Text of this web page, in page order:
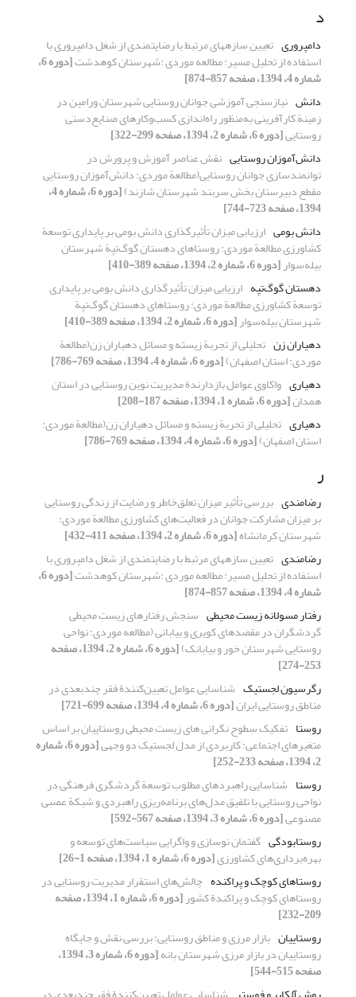
د
دامپروری تعیین سازه‏های مرتبط با رضایتمندی از شغل دامپروری با
استفاده از تحلیل مسیر: مطالعه موردی :شهرستان کوهدشت [دوره 6،
شماره 4، 1394، صفحه 857-874]
دانش نیازسنجی آموزشی جوانان روستایی شهرستان ورامین در
زمینة کارآفرینی به‌منظور راه‌اندازی کسب‌و‌کارهای صنایع‌دستی
روستایی[دوره 6، شماره 2، 1394، صفحه 299-322]
دانش‌‌آموزان روستایی نقش عناصر آموزش و پرورش در
توانمندسازی جوانان روستایی(مطالعة موردی: دانش‌‌آموزان روستایی
مقطع دبیرستان بخش سربند شهرستان شازند) [دوره 6، شماره 4،
1394، صفحه 723-744]
دانش بومی ارزیابی میزان تأثیرگذاری دانش بومی بر پایداری توسعة
کشاورزی مطالعة موردی: روستاهای دهستان گوگ‌تپة شهرستان
بیله‌سوار[دوره 6، شماره 2، 1394، صفحه 389-410]
دهستان گوگ‌تپه ارزیابی میزان تأثیرگذاری دانش بومی بر پایداری
توسعة کشاورزی مطالعة موردی: روستاهای دهستان گوگ‌تپة
شهرستان بیله‌سوار[دوره 6، شماره 2، 1394، صفحه 389-410]
دهیاران زن تحلیلی از تجربة ‌‌زیسته و مسائل دهیاران زن(مطالعة
‌‌موردی: استان اصفهان)[دوره 6، شماره 4، 1394، صفحه 769-786]
دهیاری واکاوی عوامل بازدارندة مدیریت نوین روستایی در استان
همدان[دوره 6، شماره 1، 1394، صفحه 187-208]
دهیاری تحلیلی از تجربة ‌‌زیسته و مسائل دهیاران زن(مطالعة ‌‌موردی:
استان اصفهان)[دوره 6، شماره 4، 1394، صفحه 769-786]
ر
رضامندی بررسی تأثیر میزان تعلق‌خاطر و رضایت از زندگی روستایی
بر میزان مشارکت جوانان در فعالیت‌های کشاورزی مطالعة موردی:
شهرستان کرمانشاه[دوره 6، شماره 2، 1394، صفحه 411-432]
رضامندی تعیین سازه‏های مرتبط با رضایتمندی از شغل دامپروری با
استفاده از تحلیل مسیر: مطالعه موردی :شهرستان کوهدشت [دوره 6،
شماره 4، 1394، صفحه 857-874]
رفتار مسولانه زیست محیطی سنجش رفتارهای زیست محیطی
گردشگران در مقصدهای کویری و بیابانی (مطالعه موردی: نواحی
روستایی شهرستان خور و بیابانک) [دوره 6، شماره 2، 1394، صفحه
253-274]
رگرسیون لجستیک شناسایی عوامل تعیین‌کنندة فقر چندبعدی در
مناطق روستایی ایران[دوره 6، شماره 4، 1394، صفحه 699-721]
روستا تفکیک سطوح نگرانی های زیست محیطی روستاییان بر اساس
متغیرهای اجتماعی: کاربردی از مدل لجستیک دو وجهی [دوره 6، شماره
2، 1394، صفحه 233-252]
روستا شناسایی راهبردهای مطلوب توسعة گردشگری فرهنگی در
نواحی روستایی با تلفیق مدل‌های برنامه‌ریزی راهبردی و شبکة عصبی
مصنوعی[دوره 6، شماره 3، 1394، صفحه 567-592]
روستابودگی گفتمان نوسازی و واگرایی سیاست‌های توسعه و
بهره‌برداری‌های کشاورزی[دوره 6، شماره 1، 1394، صفحه 1-26]
روستاهای کوچک و پراکنده چالش‌های استقرار مدیریت روستایی در
روستاهای کوچک و پراکندة کشور [دوره 6، شماره 1، 1394، صفحه
209-232]
روستاییان بازار مرزی و مناطق روستایی: بررسی نقش و جایگاه
روستاییان در بازار مرزی شهرستان بانه [دوره 6، شماره 3، 1394،
صفحه 515-544]